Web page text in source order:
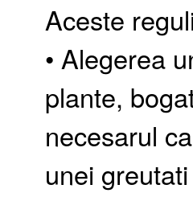
Aceste
• Alegerea
plante,
necesarul
unei